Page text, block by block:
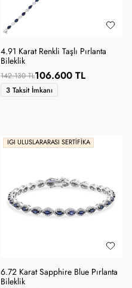
4.91 Karat Renkli Taşlı Pırlanta
Bileklik
142.130 TL106.600 TL
3 Taksit İmkanı
IGI ULUSLARARASI SERTIFIKA
6.72 Karat Sapphire Blue Pırlanta
Bileklik